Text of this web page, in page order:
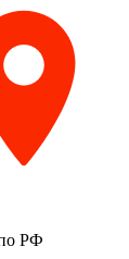
РФ